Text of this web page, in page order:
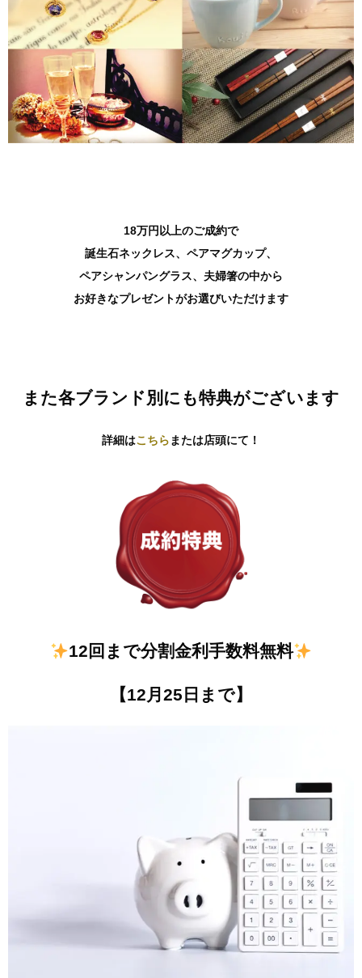
18万円以上のご成約で
誕生石ネックレス、ペアマグカップ、
ペアシャンパングラス、夫婦箸の中から
お好きなプレゼントがお選びいただけます
また各ブランド別にも特典がございます
詳細はこちらまたは店頭にて！
12回まで分割金利手数料無料
【12月25日まで】